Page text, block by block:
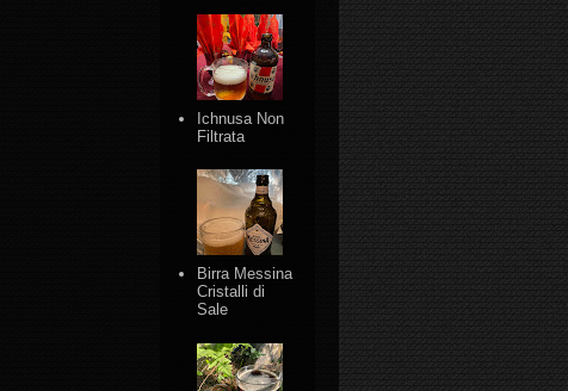
Ichnusa Non
Filtrata
Birra Messina
Cristalli di
Sale